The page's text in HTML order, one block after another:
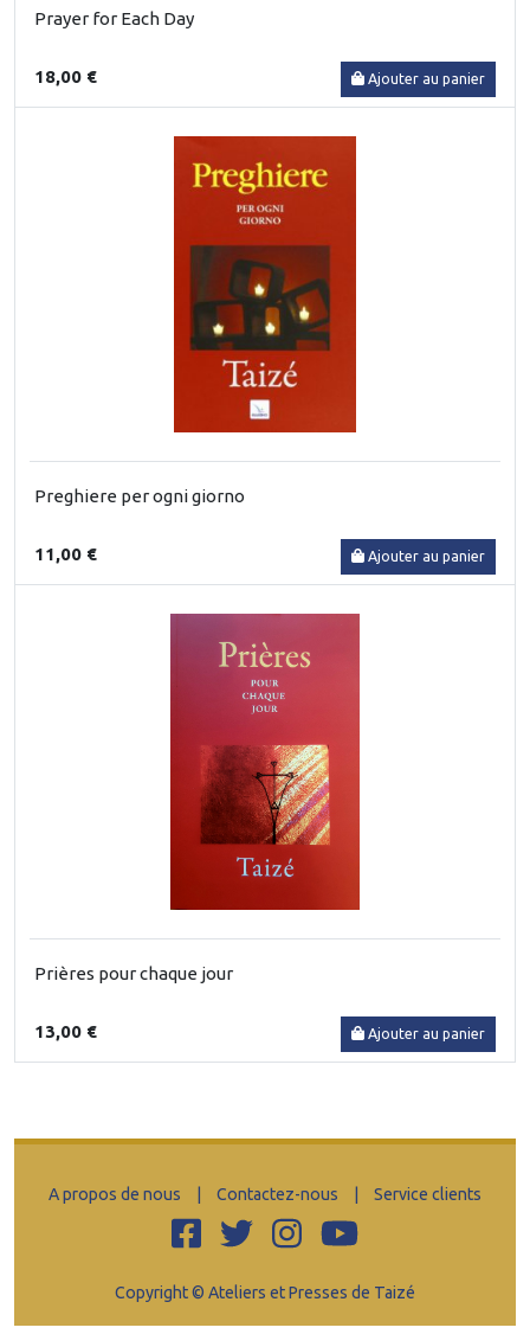
Prayer for Each Day
18,00 € Ajouter au panier
Preghiere per ogni giorno
11,00 € Ajouter au panier
Prières pour chaque jour
13,00 € Ajouter au panier
A propos de nous Contactez-nous Service clients
Copyright © Ateliers et Presses de Taizé